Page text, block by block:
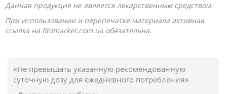
Данная продукция не является лекарственным средством.
При использовании и перепечатке материала активная
ссылка на fitomarket.com.ua обязательна.
«Не превышать указанную рекомендованную
суточную дозу для ежедневного потребления»